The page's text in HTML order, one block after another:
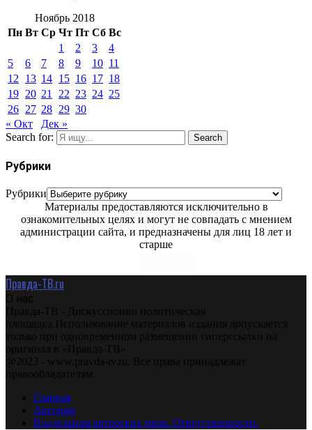
Ноябрь 2018
Пн Вт Ср Чт Пт Сб Вс
1
2 3
4
5
6 7 8 9 10 11
12
13 14 15 16 17 18
19 20 21 22 23 24 25
26 27 28 29 30
« Окт
Дек »
Search for:
Search
Рубрики
Рубрики
Материалы предоставляются исключительно в
ознакомительных целях и могут не совпадать с мнением
администрации сайта, и предназначены для лиц 18 лет и
старше
Правда-ТВ.ru
О нас
Правда-ТВ - Дискуссионно политическая
площадка.Использование материалов издания допускается
только при одновременном размещении гиперссылки на
оригинал в «Правда-ТВ»
@2023 - www.pravda-tv.ru. Все права принадлежат
правообладателям.
Главная
Авторам
Владельцам авторских прав. Ответственности.